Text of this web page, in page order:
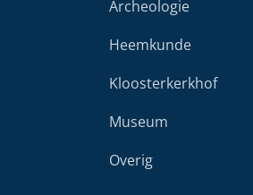
Archeologie
Heemkunde
Kloosterkerkhof
Museum
Overig